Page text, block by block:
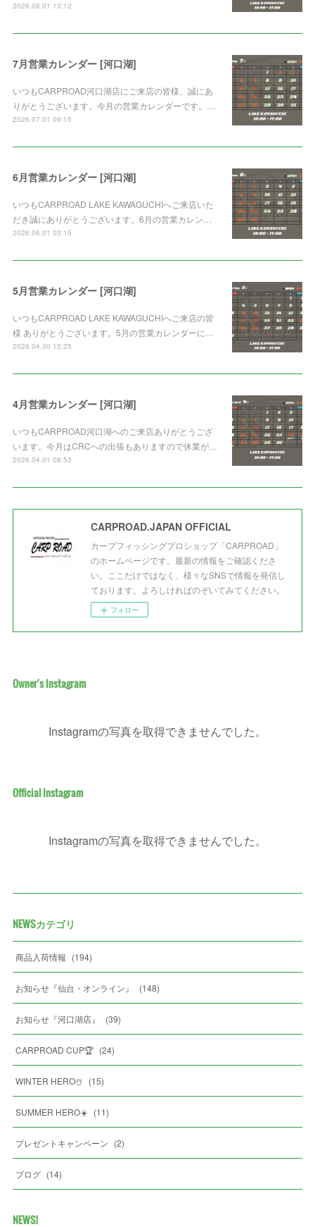
2026.08.01 13:12
7月営業カレンダー [河口湖]
いつもCARPROAD河口湖店にご来店の皆様、誠にあ
りがとうございます。今月の営業カレンダーです。…
2026.07.01 09:15
6月営業カレンダー [河口湖]
いつもCARPROAD LAKE KAWAGUCHIへご来店いた
だき誠にありがとうございます。6月の営業カレン…
2026.06.01 03:15
5月営業カレンダー [河口湖]
いつもCARPROAD LAKE KAWAGUCHIへご来店の皆
様 ありがとうございます。5月の営業カレンダーに…
2026.04.30 15:25
4月営業カレンダー [河口湖]
いつもCARPROAD河口湖へのご来店ありがとうござ
います。今月はCRCへの出張もありますので休業が…
2026.04.01 08:53
CARPROAD.JAPAN OFFICIAL
カープフィッシングプロショップ「CARPROAD」
のホームページです。最新の情報をご確認くださ
い。ここだけではなく、様々なSNSで情報を発信し
ております。よろしければのぞいてみてください。
フォロー
Owner's Instagram
Instagramの写真を取得できませんでした。
Official Instagram
Instagramの写真を取得できませんでした。
NEWSカテゴリ
商品入荷情報 (194)
お知らせ『仙台・オンライン』 (148)
お知らせ『河口湖店』 (39)
CARPROAD CUP🏆 (24)
WINTER HERO☃️ (15)
SUMMER HERO☀️ (11)
プレゼントキャンペーン (2)
ブログ (14)
NEWS!